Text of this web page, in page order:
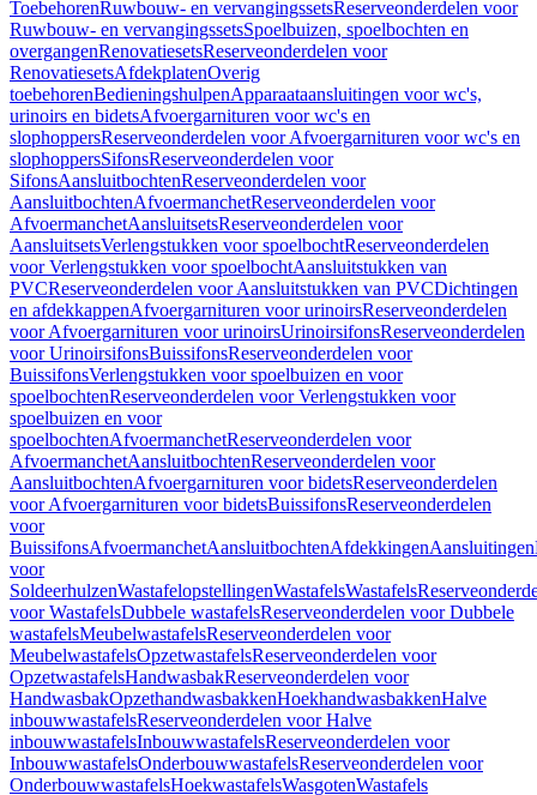
ToebehorenRuwbouw- en vervangingssetsReserveonderdelen voor
Ruwbouw- en vervangingssetsSpoelbuizen, spoelbochten en
overgangenRenovatiesetsReserveonderdelen voor
RenovatiesetsAfdekplatenOverig
toebehorenBedieningshulpenApparaataansluitingen voor wc's,
urinoirs en bidetsAfvoergarnituren voor wc's en
slophoppersReserveonderdelen voor Afvoergarnituren voor wc's en
slophoppersSifonsReserveonderdelen voor
SifonsAansluitbochtenReserveonderdelen voor
AansluitbochtenAfvoermanchetReserveonderdelen voor
AfvoermanchetAansluitsetsReserveonderdelen voor
AansluitsetsVerlengstukken voor spoelbochtReserveonderdelen
voor Verlengstukken voor spoelbochtAansluitstukken van
PVCReserveonderdelen voor Aansluitstukken van PVCDichtingen
en afdekkappenAfvoergarnituren voor urinoirsReserveonderdelen
voor Afvoergarnituren voor urinoirsUrinoirsifonsReserveonderdelen
voor UrinoirsifonsBuissifonsReserveonderdelen voor
BuissifonsVerlengstukken voor spoelbuizen en voor
spoelbochtenReserveonderdelen voor Verlengstukken voor
spoelbuizen en voor
spoelbochtenAfvoermanchetReserveonderdelen voor
AfvoermanchetAansluitbochtenReserveonderdelen voor
AansluitbochtenAfvoergarnituren voor bidetsReserveonderdelen
voor Afvoergarnituren voor bidetsBuissifonsReserveonderdelen
voor
BuissifonsAfvoermanchetAansluitbochtenAfdekkingenAansluitingen
voor
SoldeerhulzenWastafelopstellingenWastafelsWastafels
voor WastafelsDubbele wastafelsReserveonderdelen voor Dubbele
wastafelsMeubelwastafelsReserveonderdelen voor
MeubelwastafelsOpzetwastafelsReserveonderdelen voor
OpzetwastafelsHandwasbakReserveonderdelen voor
HandwasbakOpzethandwasbakkenHoekhandwasbakkenHalve
inbouwwastafelsReserveonderdelen voor Halve
inbouwwastafelsInbouwwastafelsReserveonderdelen voor
InbouwwastafelsOnderbouwwastafelsReserveonderdelen voor
OnderbouwwastafelsHoekwastafelsWasgotenWastafels